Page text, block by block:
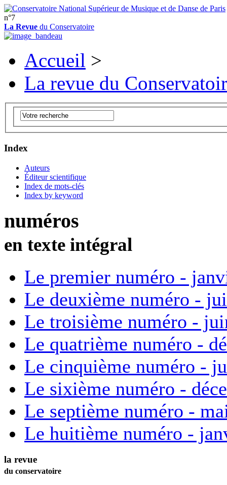
n°7
La Revue du Conservatoire
Accueil >
La revue du
Index
Auteurs
Éditeur scientifique
Index de mots-clés
Index by keyword
numéros
en texte intégral
Le premier numéro -
Le deuxième numéro -
Le troisième numéro -
Le quatrième numéro -
Le cinquième numéro -
Le sixième numéro -
Le septième numéro -
Le huitième numéro -
la revue
du conservatoire